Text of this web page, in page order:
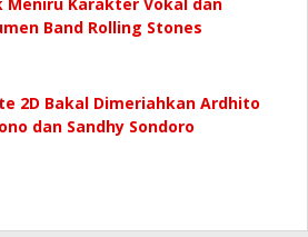
Band Rolling Stones
2D Bakal Dimeriahkan Ardhito
dan Sandhy Sondoro